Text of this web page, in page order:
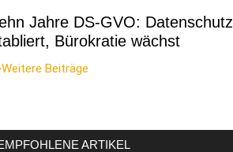
Jahre DS-GVO: Datenschutz
Bürokratie wächst
Beiträge
ARTIKEL